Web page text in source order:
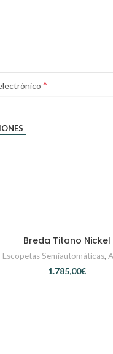
*
CONTACTAR
Breda Titano Nickel
Escopetas Semiautomáticas,
€